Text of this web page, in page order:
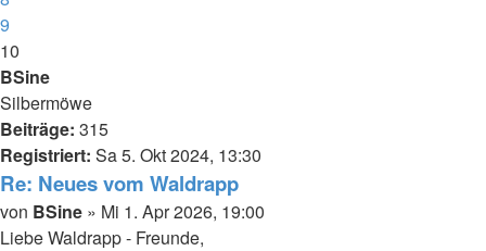
9
10
BSine
Silbermöwe
Beiträge: 315
Registriert: Sa 5. Okt 2024, 13:30
Re: Neues vom Waldrapp
Beitrag
von BSine » Mi 1. Apr 2026, 19:00
Liebe Waldrapp - Freunde,